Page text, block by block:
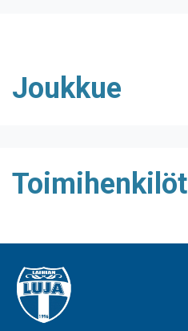
Joukkue
Toimihenkilöt